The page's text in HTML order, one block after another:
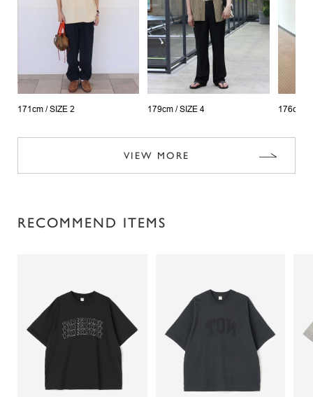
171cm / SIZE 2 179cm / SIZE 4 176cm /
VIEW MORE
RECOMMEND ITEMS